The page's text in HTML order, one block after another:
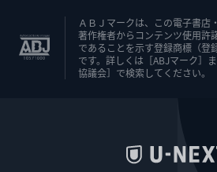
ＡＢＪマークは、この電子書店
著作権者からコンテンツ使用許
であることを示す登録商標（登
です。詳しくは［ABJマーク］
協議会］で検索してください。